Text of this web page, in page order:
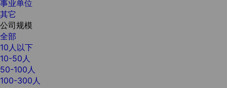
事业单位
其它
公司规模
全部
10人以下
10-50人
50-100人
100-300人